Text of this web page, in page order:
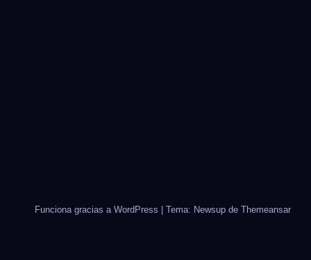
Funciona gracias a WordPress Tema: Newsup de Themeansar